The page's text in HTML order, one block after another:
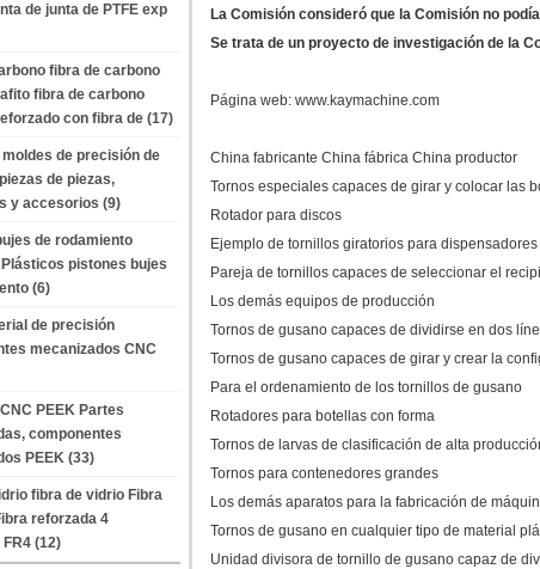
de junta de PTFE exp
fibra de carbono
fibra de carbono
con fibra de (17)
moldes de precisión de
de piezas,
y accesorios (9)
de rodamiento
Plásticos pistones bujes
(6)
de precisión
mecanizados CNC
PEEK Partes
componentes
PEEK (33)
fibra de vidrio Fibra
reforzada 4
(12)
La Comisión consideró que la Comisión no
Se trata de un proyecto de investigación de la
Página web: www.kaymachine.com
China fabricante China fábrica China productor
Tornos especiales capaces de girar y colocar las
Rotador para discos
Ejemplo de tornillos giratorios para
Pareja de tornillos capaces de seleccionar el
Los demás equipos de producción
Tornos de gusano capaces de dividirse en dos
Tornos de gusano capaces de girar y crear la
Para el ordenamiento de los tornillos de gusano
Rotadores para botellas con forma
Tornos de larvas de clasificación de alta
Tornos para contenedores grandes
Los demás aparatos para la fabricación de
Tornos de gusano en cualquier tipo de material
Unidad divisora de tornillo de gusano capaz de